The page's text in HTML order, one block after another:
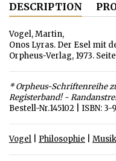
DESCRIPTION
Vogel, Martin,
Onos Lyras. Der Esel mit
Orpheus-Verlag, 1973.
* Orpheus-Schriftenreihe
Registerband! -
Bestell-Nr.145102 | ISBN:
Vogel Philosophie Musik